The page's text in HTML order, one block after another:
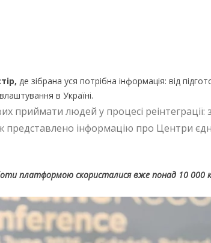
де зібрана уся потрібна інформація: від
в Україні.
приймати людей у процесі реінтеграції:
інформацію про Центри
платформою скористалися вже понад 10 000